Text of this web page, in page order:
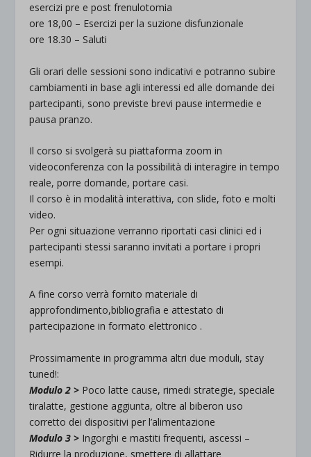
esercizi pre e post frenulotomia
ore 18,00 – Esercizi per la suzione disfunzionale
ore 18.30 – Saluti
Gli orari delle sessioni sono indicativi e potranno subire
cambiamenti in base agli interessi ed alle domande dei
partecipanti, sono previste brevi pause intermedie e
pausa pranzo.
Il corso si svolgerà su piattaforma zoom in
videoconferenza con la possibilità di interagire in tempo
reale, porre domande, portare casi.
Il corso è in modalità interattiva, con slide, foto e molti
video.
Per ogni situazione verranno riportati casi clinici ed i
partecipanti stessi saranno invitati a portare i propri
esempi.
A fine corso verrà fornito materiale di
approfondimento,bibliografia e attestato di
partecipazione in formato elettronico .
Prossimamente in programma altri due moduli, stay
tuned!:
Modulo 2 > Poco latte cause, rimedi strategie, speciale
tiralatte, gestione aggiunta, oltre al biberon uso
corretto dei dispositivi per l’alimentazione
Modulo 3 > Ingorghi e mastiti frequenti, ascessi –
Ridurre la produzione, smettere di allattare